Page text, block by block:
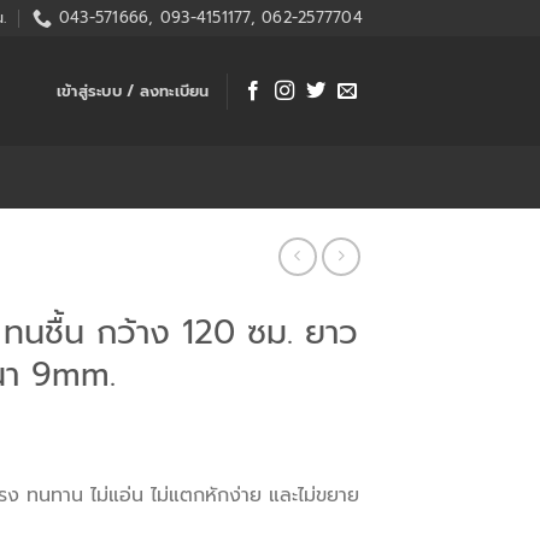
043-571666, 093-4151177, 062-2577704
เข้าสู่ระบบ / ลงทะเบียน
นชื้น กว้าง 120 ซม. ยาว
9mm.
ทนทาน ไม่แอ่น ไม่แตกหักง่าย และไม่ขยาย